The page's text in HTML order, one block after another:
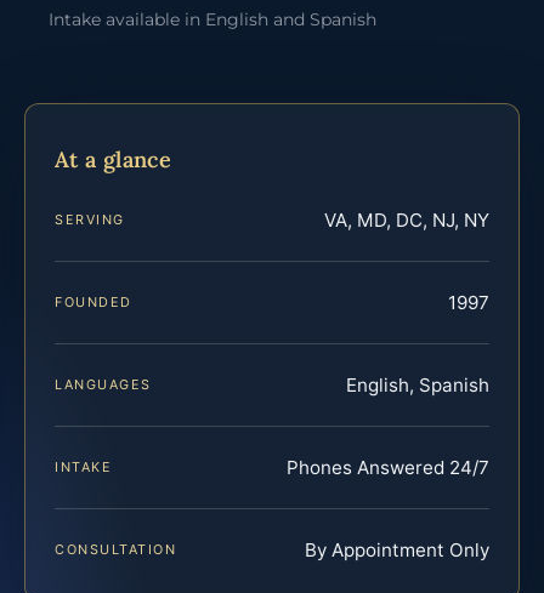
Intake available in English and Spanish
At a glance
SERVING VA, MD, DC, NJ, NY
FOUNDED 1997
LANGUAGES English, Spanish
INTAKE Phones Answered 24/7
CONSULTATION By Appointment Only